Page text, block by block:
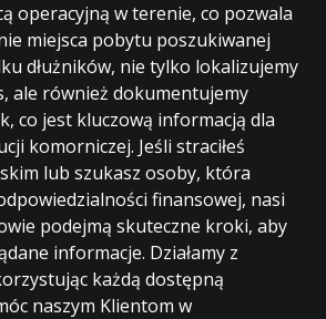
operacyjną w terenie, co pozwala
miejsca pobytu poszukiwanej
dłużników, nie tylko lokalizujemy
ale również dokumentujemy
co jest kluczową informacją dla
komorniczej. Jeśli straciłeś
lub szukasz osoby, która
finansowej, nasi
podejmą skuteczne kroki, aby
informacje. Działamy z
każdą dostępną
naszym Klientom w